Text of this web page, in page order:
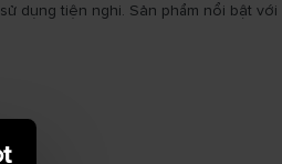
dụng tiện nghi. Sản phẩm nổi bật với